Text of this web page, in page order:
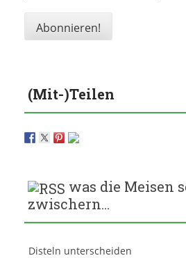
(Mit-)Teilen
was die Meisen
zwischern…
Disteln unterscheiden